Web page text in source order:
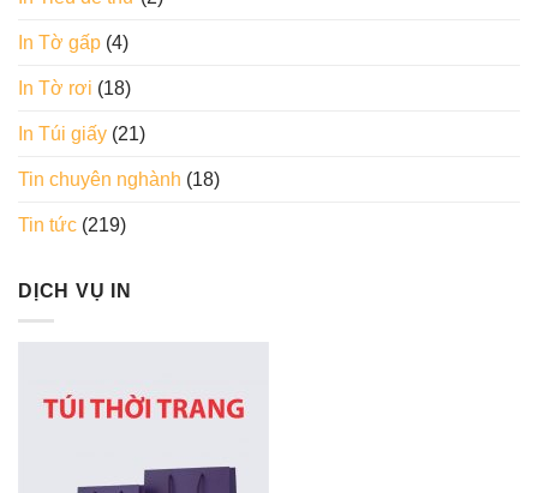
In Tờ gấp (4)
In Tờ rơi (18)
In Túi giấy (21)
Tin chuyên nghành (18)
Tin tức (219)
DỊCH VỤ IN